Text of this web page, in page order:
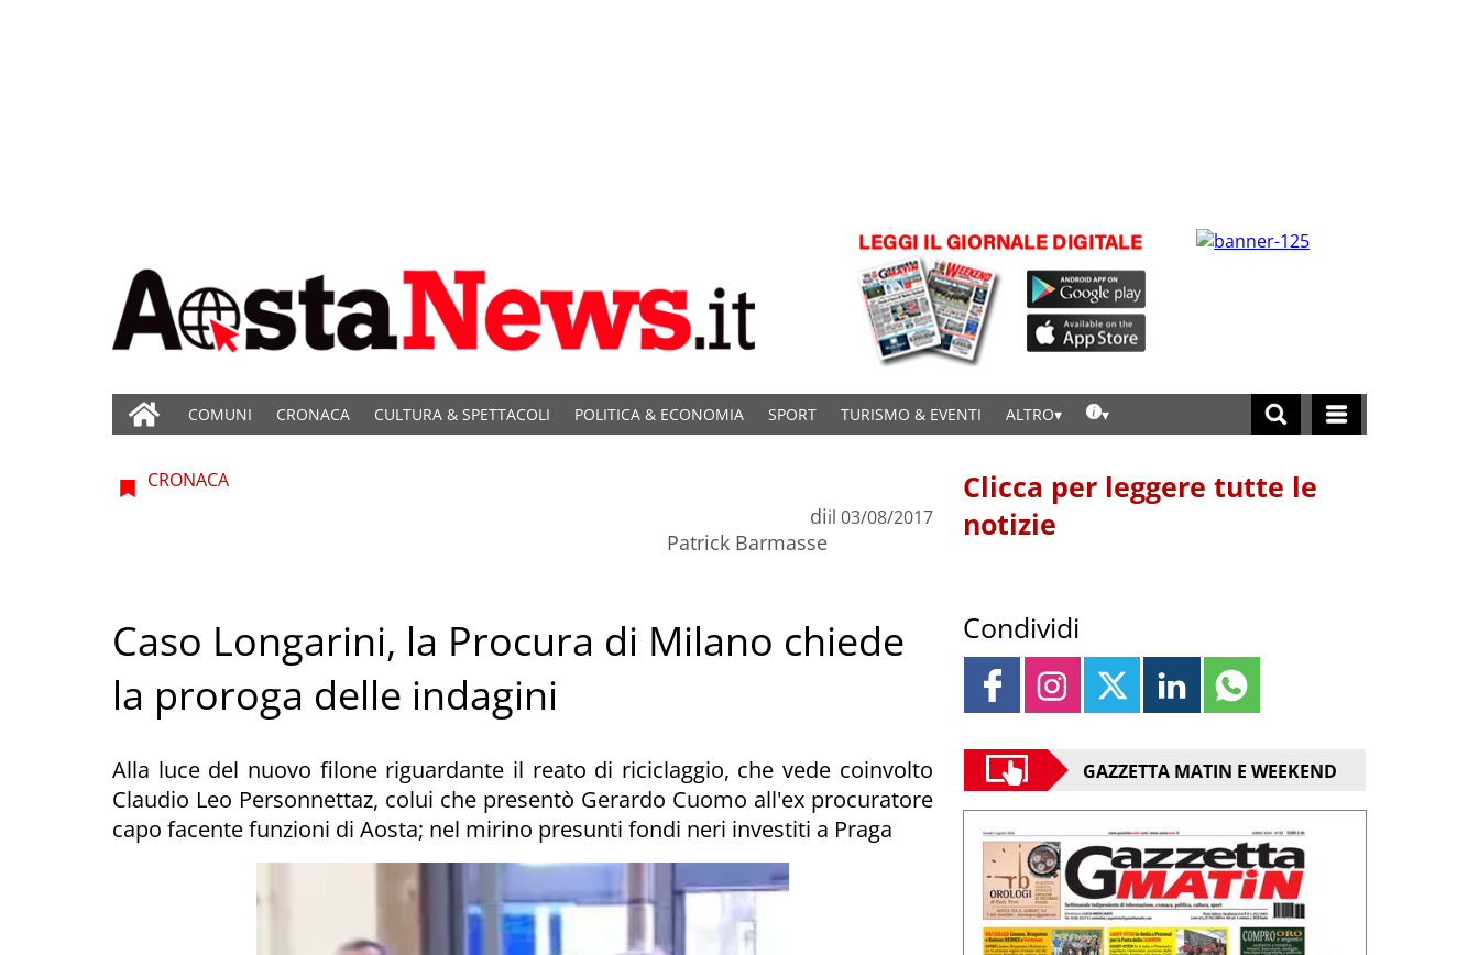
COMUNI CRONACA CULTURA & SPETTACOLI POLITICA & ECONOMIA SPORT TURISMO & EVENTI ALTRO
CRONACA
di
Patrick Barmasse
il 03/08/2017
Caso Longarini, la Procura di Milano chiede
la proroga delle indagini
Alla luce del nuovo filone riguardante il reato di riciclaggio, che vede coinvolto
Claudio Leo Personnettaz, colui che presentò Gerardo Cuomo all'ex procuratore
capo facente funzioni di Aosta; nel mirino presunti fondi neri investiti a Praga
Clicca per leggere tutte le
notizie
Condividi
GAZZETTA MATIN E WEEKEND